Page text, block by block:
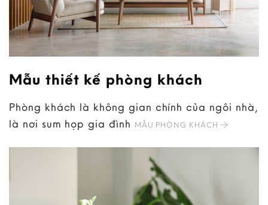
Mẫu thiết kế phòng khách
Phòng khách là không gian chính của ngôi nhà,
là nơi sum họp gia đình MẪU PHÒNG KHÁCH